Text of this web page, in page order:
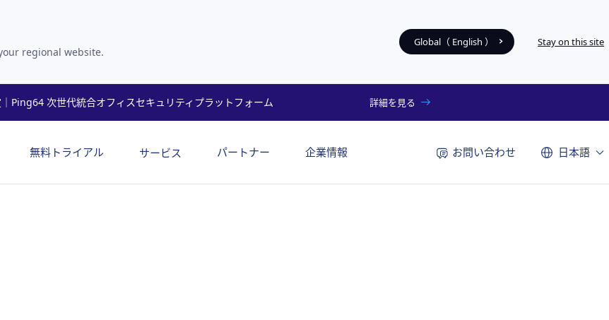
regional website.
Global（ English ） Stay on this site
Ping64 次世代統合オフィスセキュリティプラットフォーム 詳細を見る
無料トライアル サービス パートナー 企業情報 お問い合わせ 日本語